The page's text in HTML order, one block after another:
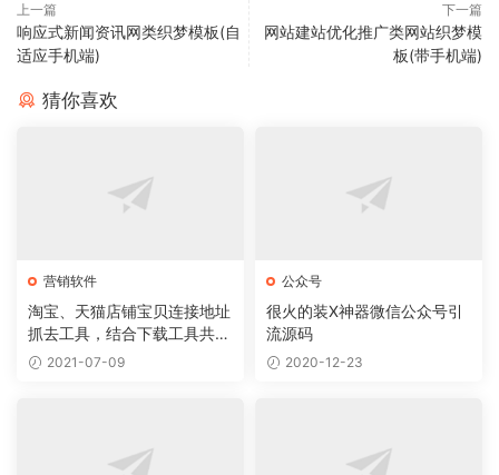
上一篇
响应式新闻资讯网类织梦模板(自
适应手机端)
下一篇
网站建站优化推广类网站织梦模
板(带手机端)
猜你喜欢
营销软件
淘宝、天猫店铺宝贝连接地址
抓去工具，结合下载工具共同
使用实现下载宝贝服务
2021-07-09
公众号
很火的装X神器微信公众号引
流源码
2020-12-23